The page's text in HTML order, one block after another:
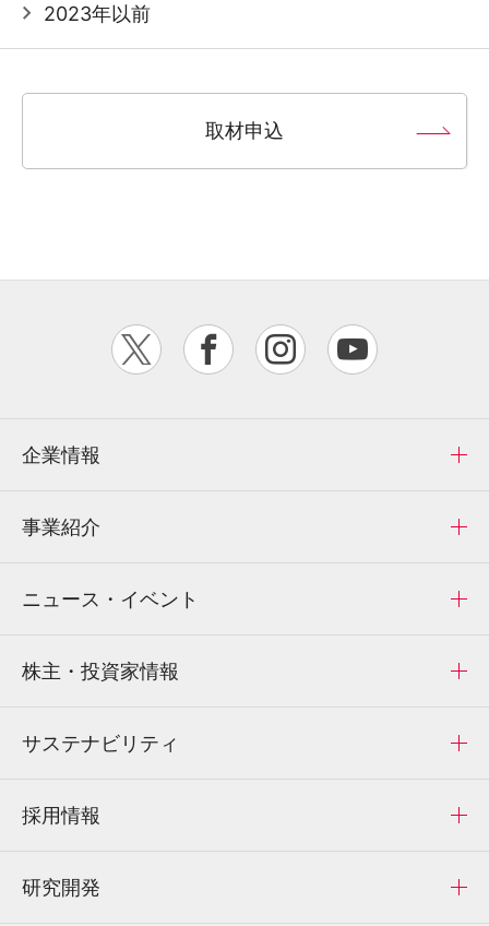
2023年以前
取材申込
企業情報
事業紹介
ニュース・イベント
株主・投資家情報
サステナビリティ
採用情報
研究開発